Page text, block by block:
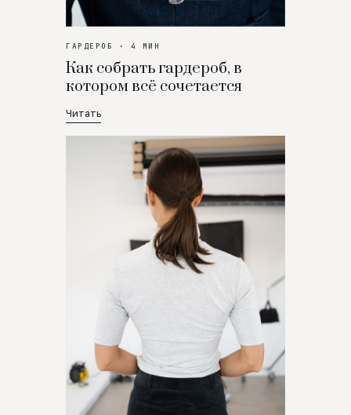
ГАРДЕРОБ · 4 МИН
Как собрать гардероб, в
котором всё сочетается
Читать